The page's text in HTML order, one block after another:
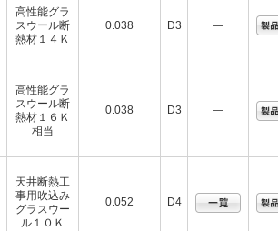
高性能グラ
スウール断
熱材１４Ｋ
0.038 D3 ―
高性能グラ
スウール断
熱材１６Ｋ
相当
0.038 D3 ―
天井断熱工
事用吹込み
グラスウー
ル１０Ｋ
0.052 D4